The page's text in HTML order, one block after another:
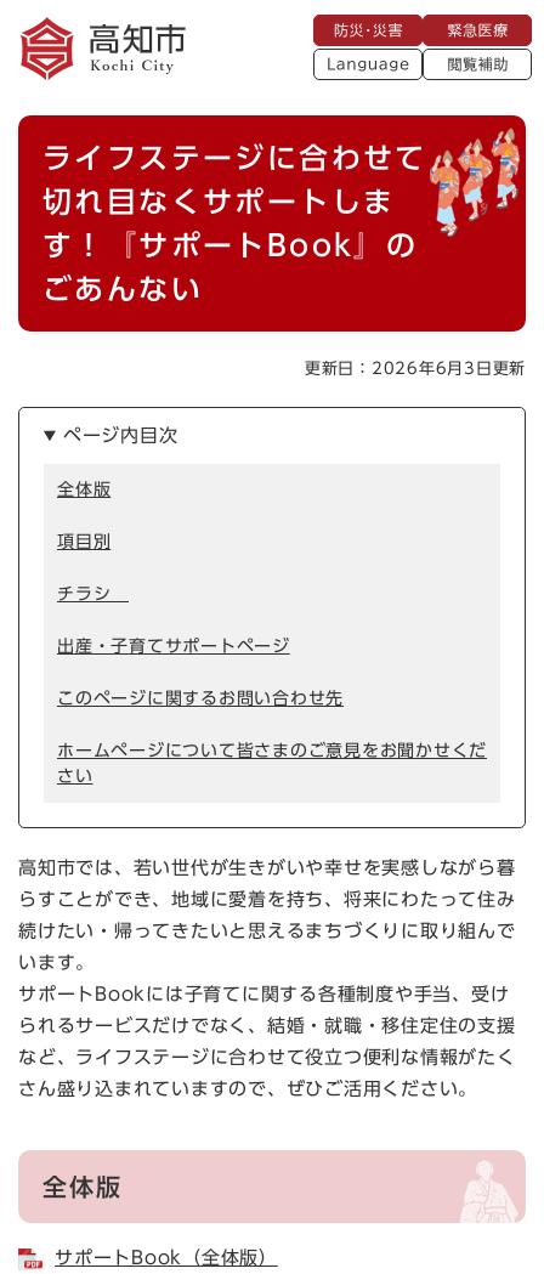
メニューを飛ばして本文へ
災
・
災
急
医
療
L
a
a
g
閲
助
本
ライフステージに合わせて
切れ目なくサポートしま
す！『サポートBook』の
ごあんない
更新日：2026年6月3日更新
ページ内目次
全体版
項目別
チラシ
出産・子育てサポートページ
このページに関するお問い合わせ先
ホームページについて皆さまのご意見をお聞かせくだ
さい
高知市では、若い世代が生きがいや幸せを実感しながら暮
らすことができ、地域に愛着を持ち、将来にわたって住み
続けたい・帰ってきたいと思えるまちづくりに取り組んで
います。
サポートBookには子育てに関する各種制度や手当、受け
られるサービスだけでなく、結婚・就職・移住定住の支援
など、ライフステージに合わせて役立つ便利な情報がたく
さん盛り込まれていますので、ぜひご活用ください。
全体版
サポートBook（全体版）